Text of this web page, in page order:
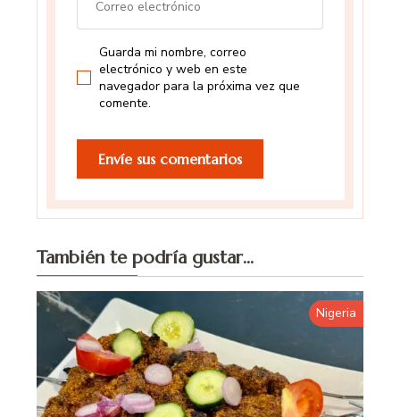
Guarda mi nombre, correo
electrónico y web en este
navegador para la próxima vez que
comente.
También te podría gustar...
Nigeria